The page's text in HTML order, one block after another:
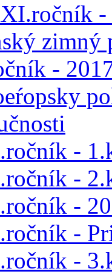
-
zimný
-
-
-
-
-
-